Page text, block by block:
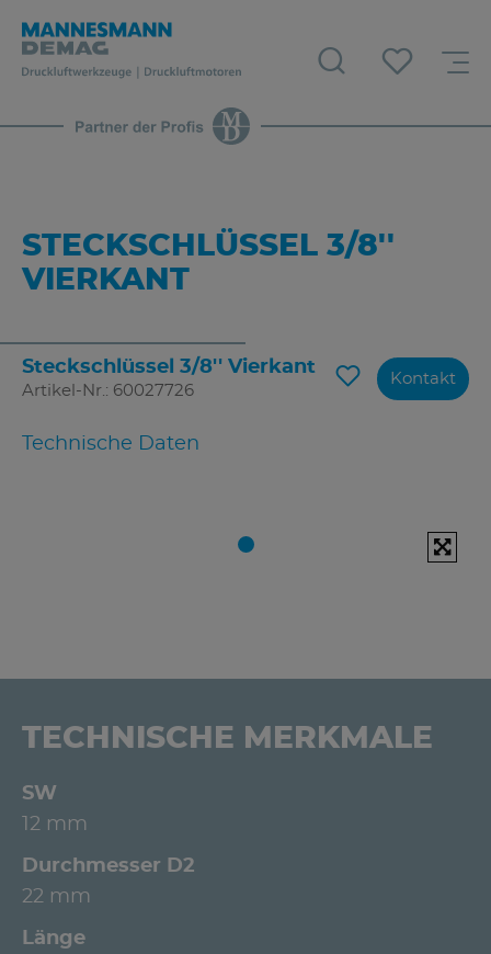
STECKSCHLÜSSEL 3/8''
VIERKANT
Steckschlüssel 3/8'' Vierkant
Artikel-Nr.: 60027726
Technische Daten
Kontakt
TECHNISCHE MERKMALE
SW
12 mm
Durchmesser D2
22 mm
Länge